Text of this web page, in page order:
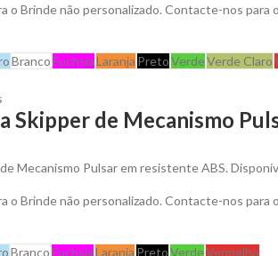
o Brinde não personalizado. Contacte-nos
BrancoFuchsiaLaranja PretoVerdeVerde Claro
Skipper de Mecanismo
Mecanismo Pulsar em resistente ABS.
o Brinde não personalizado. Contacte-nos
BrancoFuchsiaLaranja PretoVerdeVermelho